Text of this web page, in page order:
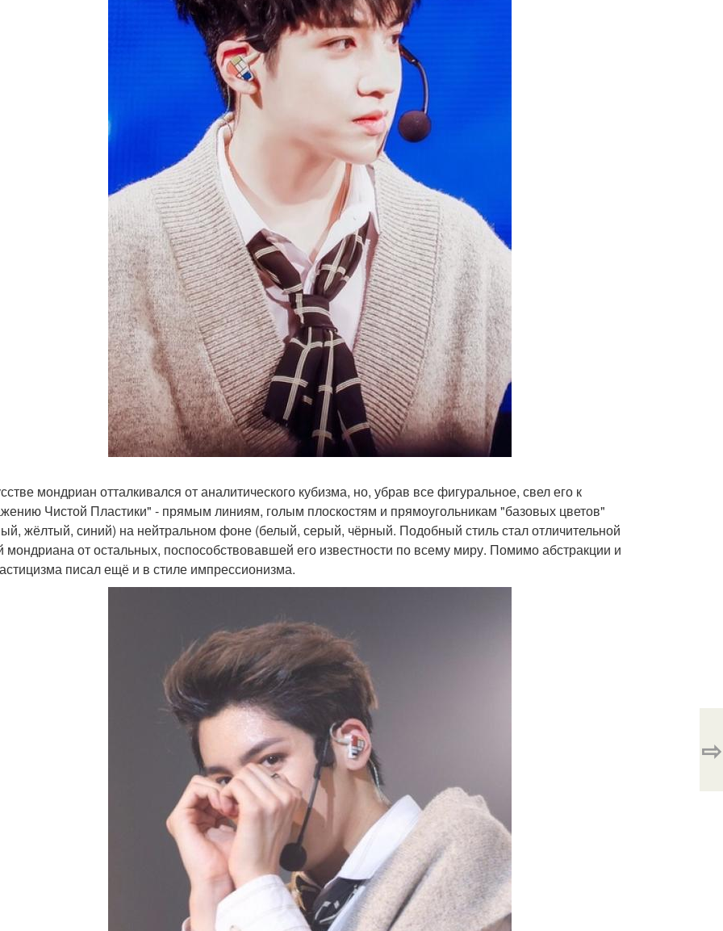
мондриан отталкивался от аналитического кубизма, но, убрав все фигуральное, свел его к
Чистой Пластики" - прямым линиям, голым плоскостям и прямоугольникам "базовых цветов"
жёлтый, синий) на нейтральном фоне (белый, серый, чёрный. Подобный стиль стал отличительной
мондриана от остальных, поспособствовавшей его известности по всему миру. Помимо абстракции и
писал ещё и в стиле импрессионизма.
⇨